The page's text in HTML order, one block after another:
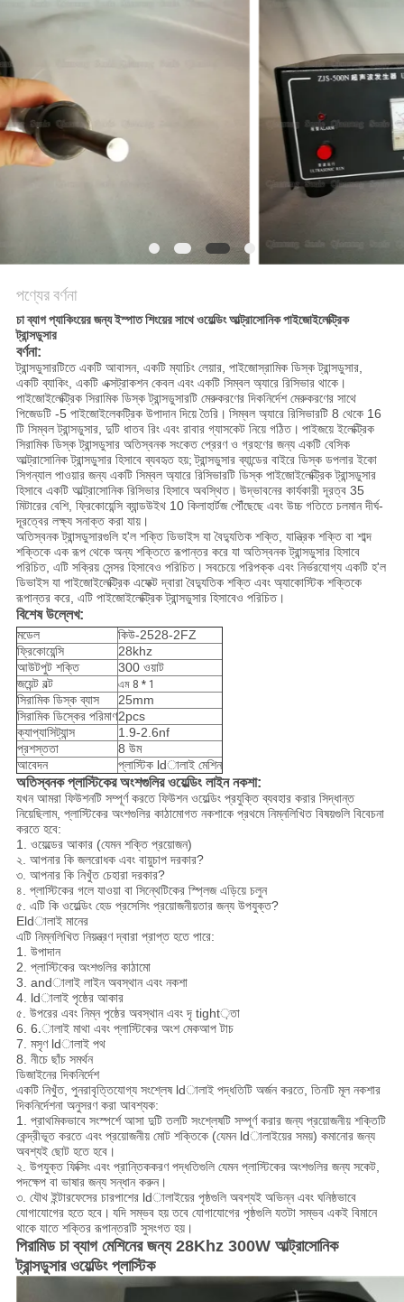
একটি
উদ্ধৃতি
অনুরোধ
করুন
নীতি
পণ্যের বর্ণনা
চা ব্যাগ প্যাকিংয়ের জন্য ইস্পাত শিংয়ের সাথে ওয়েল্ডিং আল্ট্রাসোনিক পাইজোইলেক্ট্রিক
ট্রান্সডুসার
বর্ণনা:
ট্রান্সডুসারটিতে একটি আবাসন, একটি ম্যাচিং লেয়ার, পাইজোস্রামিক ডিস্ক ট্রান্সডুসার,
একটি ব্যাকিং, একটি এক্সট্রাকশন কেবল এবং একটি সিম্বল অ্যারে রিসিভার থাকে।
পাইজোইলেক্ট্রিক সিরামিক ডিস্ক ট্রান্সডুসারটি মেরুকরণের দিকনির্দেশ মেরুকরণের সাথে
পিজেডটি -5 পাইজোইলেকট্রিক উপাদান দিয়ে তৈরি। সিম্বল অ্যারে রিসিভারটি 8 থেকে 16
টি সিম্বল ট্রান্সডুসার, দুটি ধাতব রিং এবং রাবার গ্যাসকেট নিয়ে গঠিত। পাইজয়ে ইলেক্ট্রিক
সিরামিক ডিস্ক ট্রান্সডুসার অতিস্বনক সংকেত প্রেরণ ও গ্রহণের জন্য একটি বেসিক
আল্ট্রাসোনিক ট্রান্সডুসার হিসাবে ব্যবহৃত হয়; ট্রান্সডুসার ব্যান্ডের বাইরে ডিস্ক ডপলার ইকো
সিগন্যাল পাওয়ার জন্য একটি সিম্বল অ্যারে রিসিভারটি ডিস্ক পাইজোইলেক্ট্রিক ট্রান্সডুসার
হিসাবে একটি আল্ট্রাসোনিক রিসিভার হিসাবে অবস্থিত। উদ্ভাবনের কার্যকারী দূরত্ব 35
মিটারের বেশি, ফ্রিকোয়েন্সি ব্যান্ডউইথ 10 কিলাহার্টজ পৌঁছেছে এবং উচ্চ গতিতে চলমান দীর্ঘ-
দূরত্বের লক্ষ্য সনাক্ত করা যায়।
অতিস্বনক ট্রান্সডুসারগুলি হ'ল শক্তি ডিভাইস যা বৈদ্যুতিক শক্তি, যান্ত্রিক শক্তি বা শাব্দ
শক্তিকে এক রূপ থেকে অন্য শক্তিতে রূপান্তর করে যা অতিস্বনক ট্রান্সডুসার হিসাবে
পরিচিত, এটি সক্রিয় সেন্সর হিসাবেও পরিচিত। সবচেয়ে পরিপক্ক এবং নির্ভরযোগ্য একটি হ'ল
ডিভাইস যা পাইজোইলেক্ট্রিক এফেক্ট দ্বারা বৈদ্যুতিক শক্তি এবং অ্যাকোস্টিক শক্তিকে
রূপান্তর করে, এটি পাইজোইলেক্ট্রিক ট্রান্সডুসার হিসাবেও পরিচিত।
বিশেষ উল্লেখ:
মডেল
কিউ-2528-2FZ
ফ্রিকোয়েন্সি
28khz
আউটপুট শক্তি
300 ওয়াট
জয়েন্ট বল্ট
এম 8 * 1
সিরামিক ডিস্ক ব্যাস
25mm
সিরামিক ডিস্কের পরিমাণ2pcs
ক্যাপ্যাসিট্যান্স
1.9-2.6nf
প্রশস্ততা
8 উম
আবেদন
প্লাস্টিক ldালাই মেশিন
অতিস্বনক প্লাস্টিকের অংশগুলির ওয়েল্ডিং লাইন নকশা:
যখন আমরা ফিউশনটি সম্পূর্ণ করতে ফিউশন ওয়েল্ডিং প্রযুক্তি ব্যবহার করার সিদ্ধান্ত
নিয়েছিলাম, প্লাস্টিকের অংশগুলির কাঠামোগত নকশাকে প্রথমে নিম্নলিখিত বিষয়গুলি বিবেচনা
করতে হবে:
1. ওয়েল্ডের আকার (যেমন শক্তি প্রয়োজন)
২. আপনার কি জলরোধক এবং বায়ুচাপ দরকার?
৩. আপনার কি নিখুঁত চেহারা দরকার?
৪. প্লাস্টিকের গলে যাওয়া বা সিন্থেটিকের স্প্লিজ এড়িয়ে চলুন
৫. এটি কি ওয়েল্ডিং হেড প্রসেসিং প্রয়োজনীয়তার জন্য উপযুক্ত?
Eldালাই মানের
এটি নিম্নলিখিত নিয়ন্ত্রণ দ্বারা প্রাপ্ত হতে পারে:
1. উপাদান
2. প্লাস্টিকের অংশগুলির কাঠামো
3. andালাই লাইন অবস্থান এবং নকশা
4. ldালাই পৃষ্ঠের আকার
৫. উপরের এবং নিম্ন পৃষ্ঠের অবস্থান এবং দৃ tight়তা
6. 6.ালাই মাথা এবং প্লাস্টিকের অংশ মেকআপ টাচ
7. মসৃণ ldালাই পথ
8. নীচে ছাঁচ সমর্থন
ডিজাইনের দিকনির্দেশ
একটি নিখুঁত, পুনরাবৃত্তিযোগ্য সংশ্লেষ ldালাই পদ্ধতিটি অর্জন করতে, তিনটি মূল নকশার
দিকনির্দেশনা অনুসরণ করা আবশ্যক:
1. প্রাথমিকভাবে সংস্পর্শে আসা দুটি তলটি সংশ্লেষটি সম্পূর্ণ করার জন্য প্রয়োজনীয় শক্তিটি
কেন্দ্রীভূত করতে এবং প্রয়োজনীয় মোট শক্তিকে (যেমন ldালাইয়ের সময়) কমানোর জন্য
অবশ্যই ছোট হতে হবে।
২. উপযুক্ত ফিক্সিং এবং প্রান্তিককরণ পদ্ধতিগুলি যেমন প্লাস্টিকের অংশগুলির জন্য সকেট,
পদক্ষেপ বা ভাষার জন্য সন্ধান করুন।
৩. যৌথ ইন্টারফেসের চারপাশের ldালাইয়ের পৃষ্ঠগুলি অবশ্যই অভিন্ন এবং ঘনিষ্ঠভাবে
যোগাযোগের হতে হবে। যদি সম্ভব হয় তবে যোগাযোগের পৃষ্ঠগুলি যতটা সম্ভব একই বিমানে
থাকে যাতে শক্তির রূপান্তরটি সুসংগত হয়।
পিরামিড চা ব্যাগ মেশিনের জন্য 28Khz 300W আল্ট্রাসোনিক
ট্রান্সডুসার ওয়েল্ডিং প্লাস্টিক